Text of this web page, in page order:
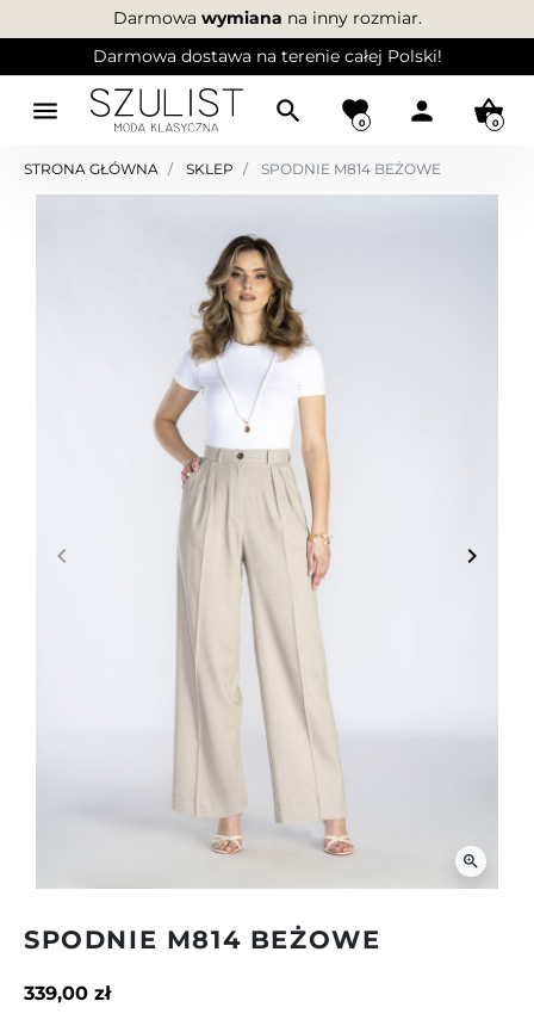
Darmowa wymiana na inny rozmiar.
Darmowa dostawa na terenie całej Polski!
menu search favorite
0 person shopping_basket
0
STRONA GŁÓWNA SKLEP SPODNIE M814 BEŻOWE
Poprzedni
keyboard_arrow_left keyboard_arrow_right
zoom_in
SPODNIE M814 BEŻOWE
339,00 zł